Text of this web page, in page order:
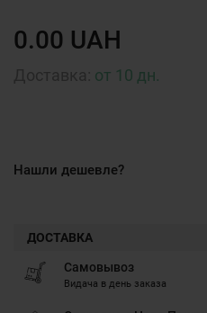
0.00 UAH
от 10 дн.
Нашли дешевле?
ДОСТАВКА
Самовывоз
Видача в день заказа